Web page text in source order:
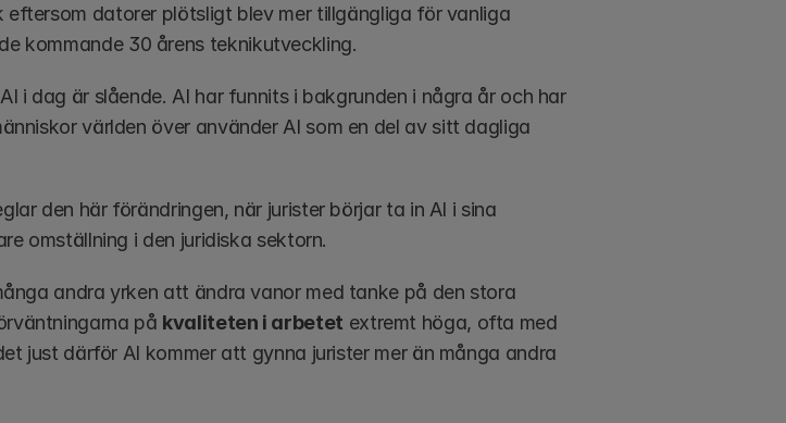
datorer plötsligt blev mer tillgängliga för vanliga
kommande 30 årens teknikutveckling.
i dag är slående. AI har funnits i bakgrunden i några år och har
världen över använder AI som en del av sitt dagliga
den här förändringen, när jurister börjar ta in AI i sina
omställning i den juridiska sektorn.
andra yrken att ändra vanor med tanke på den stora
på kvaliteten i arbetet extremt höga, ofta med
just därför AI kommer att gynna jurister mer än många andra